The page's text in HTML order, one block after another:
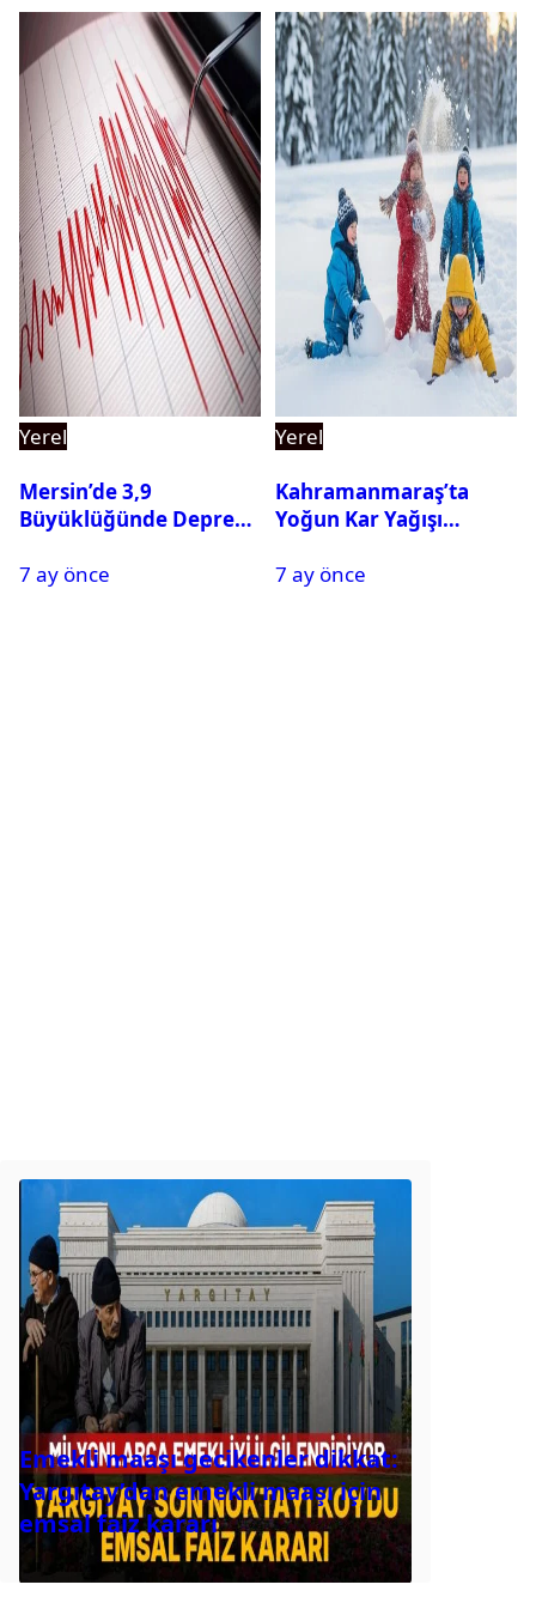
Yerel
Mersin’de 3,9
Büyüklüğünde Deprem
7 ay önce
Yerel
Kahramanmaraş’ta
Yoğun Kar Yağışı
Tatil
7 ay önce
Emekli maaşı gecikenler dikkat:
Yargıtay’dan emekli maaşı için
emsal faiz kararı